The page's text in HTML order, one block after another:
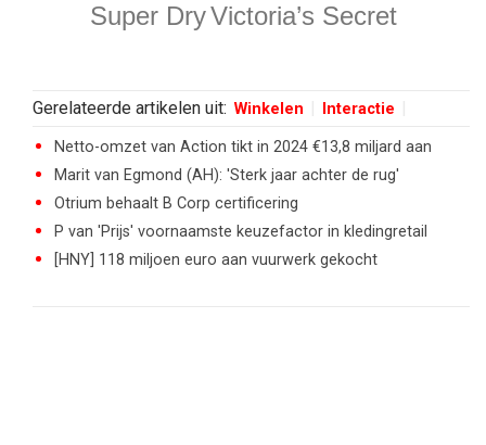
Super DryVictoria’s Secret
Gerelateerde artikelen uit: Winkelen Interactie
Netto-omzet van Action tikt in 2024 €13,8 miljard aan
Marit van Egmond (AH): 'Sterk jaar achter de rug'
Otrium behaalt B Corp certificering
P van 'Prijs' voornaamste keuzefactor in kledingretail
[HNY] 118 miljoen euro aan vuurwerk gekocht